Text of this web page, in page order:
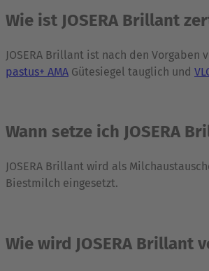
Wie ist JOSERA Brillant
JOSERA Brillant ist nach den Vorgaben
pastus+ AMA Gütesiegel tauglich und
Wann setze ich JOSERA
JOSERA Brillant wird als
Biestmilch eingesetzt.
Wie wird JOSERA Brillant